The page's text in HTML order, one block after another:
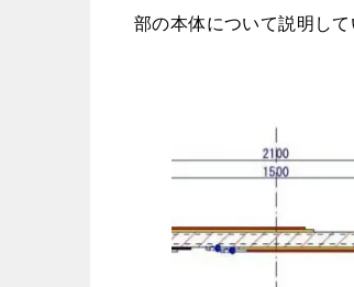
部の本体について説明して